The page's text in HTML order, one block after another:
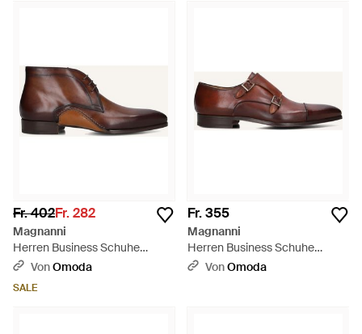
Fr. 402Fr. 282
Magnanni
Herren Business Schuhe
25500 - Schwarz
VonOmoda
SALE
Fr. 355
Magnanni
Herren Business Schuhe
23808 - Schwarz
VonOmoda